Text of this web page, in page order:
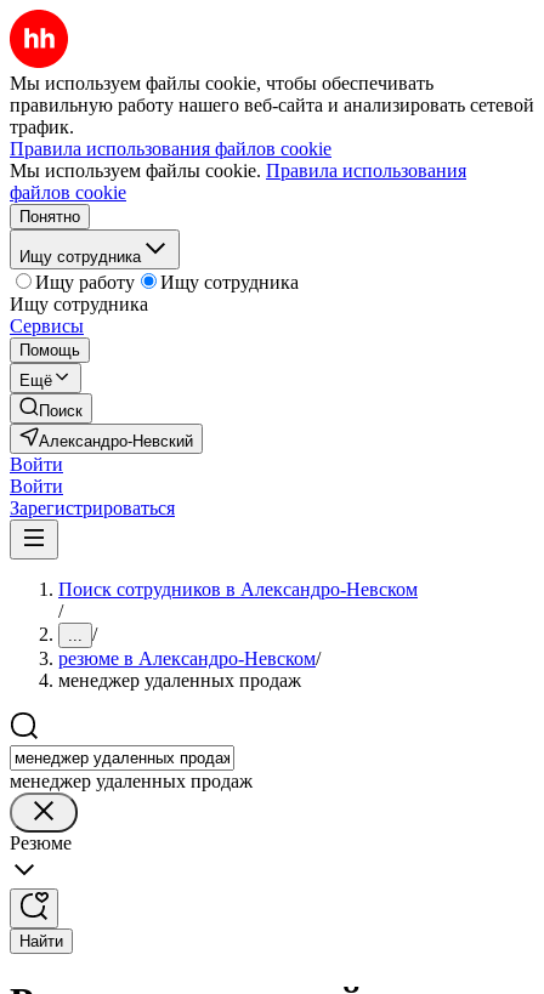
Мы используем файлы cookie, чтобы обеспечивать
правильную работу нашего веб-сайта и анализировать сетевой
трафик.
Правила использования файлов cookie
Мы используем файлы cookie. Правила использования
файлов cookie
Понятно
Ищу сотрудника
Ищу работу
Ищу сотрудника
Ищу сотрудника
Сервисы
Помощь
Ещё
Поиск
Александро-Невский
Войти
Войти
Зарегистрироваться
Поиск сотрудников в Александро-Невском
/
... /
резюме в Александро-Невском/
менеджер удаленных продаж
менеджер удаленных продаж
Резюме
Найти